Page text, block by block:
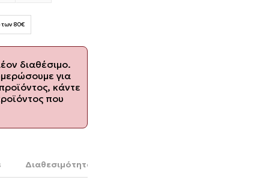
των 80€
διαθέσιμο.
για
κάντε
που
Διαθεσιμότητα στο κατάστημα